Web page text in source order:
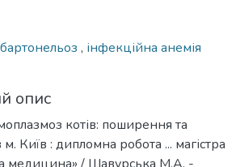
, інфекційна анемія
опис
котів: поширення та
Київ : дипломна робота ... магістра